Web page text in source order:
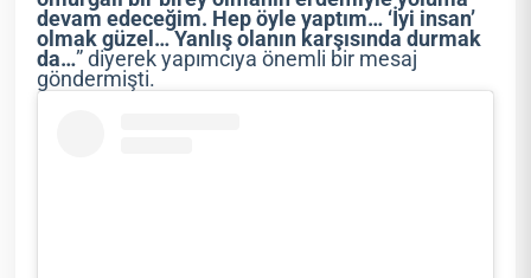
devam edeceğim. Hep öyle yaptım… ‘İyi insan’
olmak güzel… Yanlış olanın karşısında durmak
da…” diyerek yapımcıya önemli bir mesaj
göndermişti.